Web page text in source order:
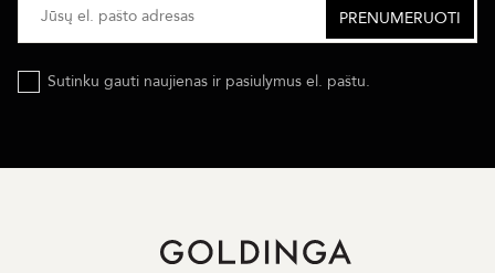
Sutinku gauti naujienas ir pasiulymus el. paštu.